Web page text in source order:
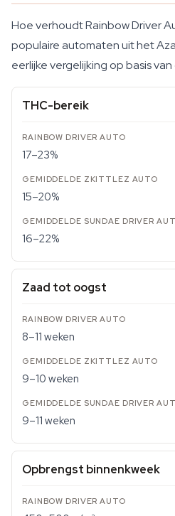
Hoe verhoudt Rainbow Driver
populaire automaten uit het
eerlijke vergelijking op basis
THC-bereik
17–23%
15–20%
16–22%
Zaad tot oogst
8–11 weken
9–10 weken
9–11 weken
Opbrengst binnenkweek